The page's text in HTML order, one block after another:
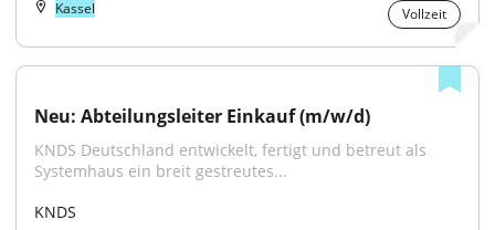
Kassel Vollzeit
Neu: Abteilungsleiter Einkauf (m/w/d)
KNDS Deutschland entwickelt, fertigt und betreut als
Systemhaus ein breit gestreutes...
KNDS